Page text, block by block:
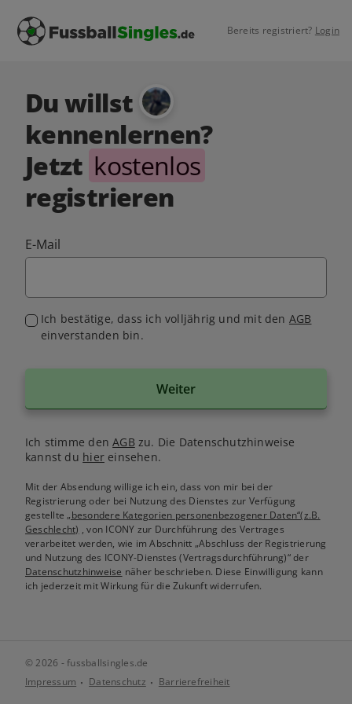
Bereits registriert? Login
Du willst
kennenlernen?
Jetzt kostenlos
registrieren
E-Mail
Ich bestätige, dass ich volljährig und mit den AGB
einverstanden bin.
Weiter
Ich stimme denAGB zu. Die Datenschutzhinweise
kannst du hiereinsehen.
Mit der Absendung willige ich ein, dass von mir bei der
Registrierung oder bei Nutzung des Dienstes zur Verfügung
gestellte„besondere Kategorien personenbezogener Daten“(z.B.
Geschlecht) , von ICONY zur Durchführung des Vertrages
verarbeitet werden, wie im Abschnitt „Abschluss der Registrierung
und Nutzung des ICONY-Dienstes (Vertragsdurchführung)“ der
Datenschutzhinweise näher beschrieben. Diese Einwilligung kann
ich jederzeit mit Wirkung für die Zukunft widerrufen.
© 2026 - fussballsingles.de
Impressum
Datenschutz Barrierefreiheit